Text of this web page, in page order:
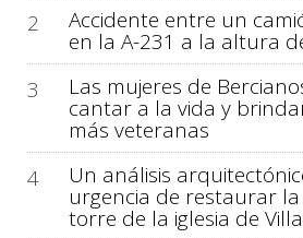
2
Accidente entre un
en la A-231 a la altura
3
Las mujeres de
cantar a la vida y
más veteranas
4
Un análisis
urgencia de restaurar
torre de la iglesia de